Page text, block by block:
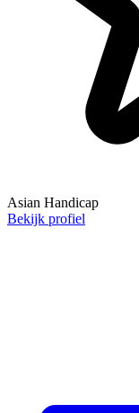
Asian Handicap
Bekijk profiel